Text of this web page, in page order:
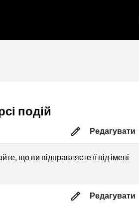
подій
Редагувати
що ви відправляєте її від імені
Редагувати